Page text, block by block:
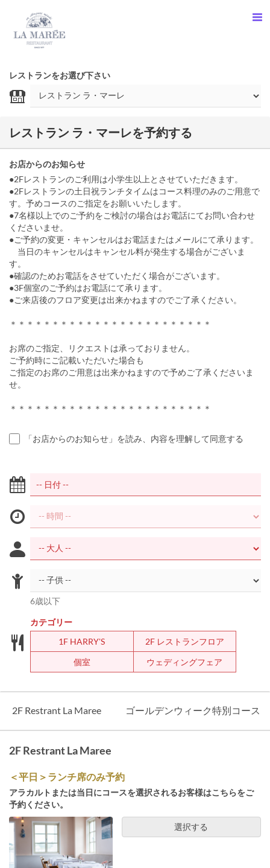
レストランをお選び下さい
レストラン ラ・マーレを予約する
お店からのお知らせ
●2Fレストランのご利用は小学生以上とさせていただきます。
●2Fレストランの土日祝ランチタイムはコース料理のみのご用意で
す。予めコースのご指定をお願いいたします。
●7名様以上でのご予約をご検討の場合はお電話にてお問い合わせ
くださいませ。
●ご予約の変更・キャンセルはお電話またはメールにて承ります。
当日のキャンセルはキャンセル料が発生する場合がございま
す。
●確認のためお電話をさせていただく場合がございます。
●3F個室のご予約はお電話にて承ります。
●ご来店後のフロア変更は出来かねますのでご了承ください。
＊＊＊＊＊＊＊＊＊＊＊＊＊＊＊＊＊＊＊＊＊＊＊＊
お席のご指定、リクエストは承っておりません。
ご予約時にご記載いただいた場合も
ご指定のお席のご用意は出来かねますので予めご了承くださいま
せ。
＊＊＊＊＊＊＊＊＊＊＊＊＊＊＊＊＊＊＊＊＊＊＊＊
「お店からのお知らせ」を読み、内容を理解して同意する
6歳以下
カテゴリー
1F HARRY'S
2F レストランフロア
個室
ウェディングフェア
2F Restrant La Maree ゴールデンウィーク特別コース
2F Restrant La Maree
＜平日＞ランチ席のみ予約
アラカルトまたは当日にコースを選択されるお客様はこちらをご
予約ください。
選択する